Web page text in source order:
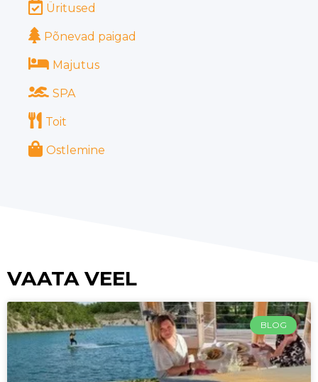
Üritused
Põnevad paigad
Majutus
SPA
Toit
Ostlemine
VAATA VEEL
BLOG